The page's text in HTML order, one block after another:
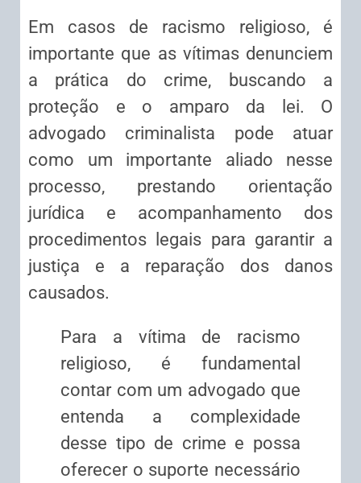
Em casos de racismo religioso, é
importante que as vítimas denunciem
a prática do crime, buscando a
proteção e o amparo da lei. O
advogado criminalista pode atuar
como um importante aliado nesse
processo, prestando orientação
jurídica e acompanhamento dos
procedimentos legais para garantir a
justiça e a reparação dos danos
causados.
Para a vítima de racismo
religioso, é fundamental
contar com um advogado que
entenda a complexidade
desse tipo de crime e possa
oferecer o suporte necessário